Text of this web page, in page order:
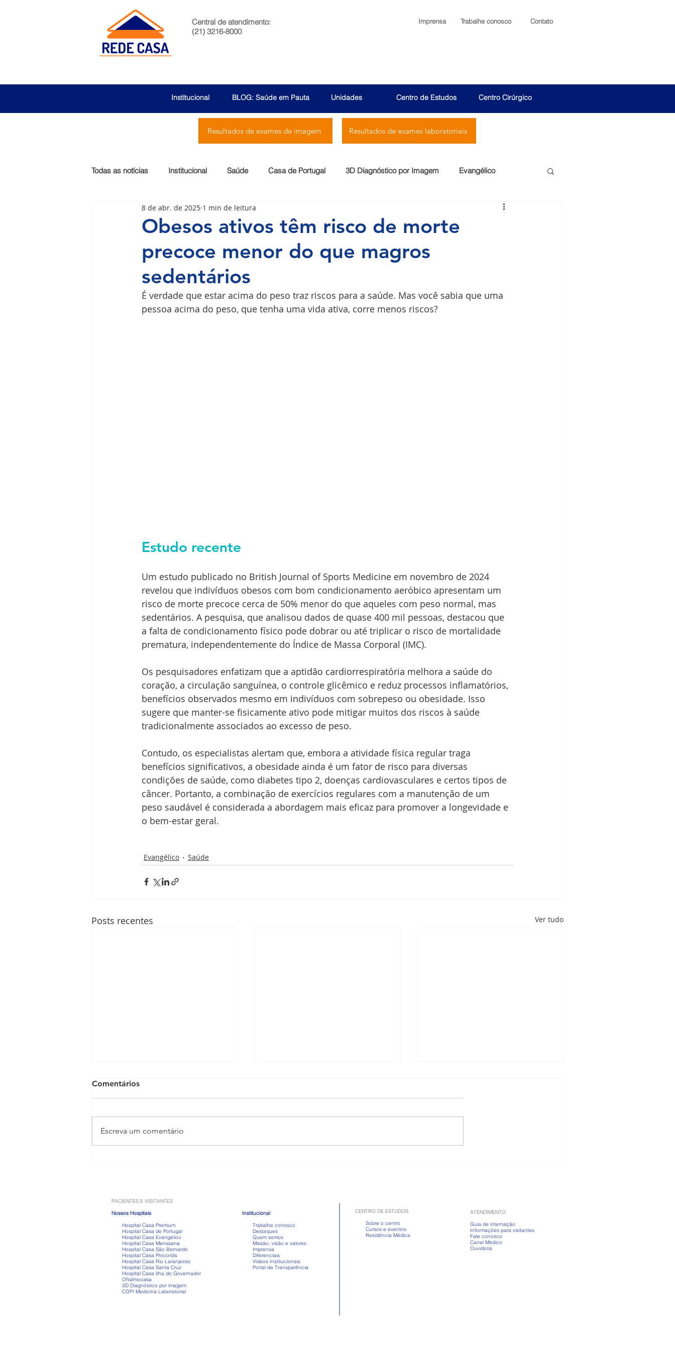
Central de atendimento:
(21) 3216-8000
Imprensa Trabalhe conosco Contato
BLOG: Saúde em Pauta Unidades Centro de Estudos Centro Cirúrgico
Institucional
Resultados de exames de imagem Resultados de exames laboratoriais
Todas as notícias Institucional Saúde Casa de Portugal 3D Diagnóstico por Imagem Evangélico
São Bernardo Egas Moniz Menssana
Ilha do Governador Premium COPI
Obesos ativos têm risco de morte
precoce menor do que magros
sedentários
8 de abr. de 2025 1 min de leitura
É verdade que estar acima do peso traz riscos para a saúde. Mas você sabia que uma
pessoa acima do peso, que tenha uma vida ativa, corre menos riscos?
Estudo recente
Um estudo publicado no British Journal of Sports Medicine em novembro de 2024
revelou que indivíduos obesos com bom condicionamento aeróbico apresentam um
risco de morte precoce cerca de 50% menor do que aqueles com peso normal, mas
sedentários. A pesquisa, que analisou dados de quase 400 mil pessoas, destacou que
a falta de condicionamento físico pode dobrar ou até triplicar o risco de mortalidade
prematura, independentemente do Índice de Massa Corporal (IMC).
Os pesquisadores enfatizam que a aptidão cardiorrespiratória melhora a saúde do
coração, a circulação sanguínea, o controle glicêmico e reduz processos inflamatórios,
benefícios observados mesmo em indivíduos com sobrepeso ou obesidade. Isso
sugere que manter-se fisicamente ativo pode mitigar muitos dos riscos à saúde
tradicionalmente associados ao excesso de peso.
Contudo, os especialistas alertam que, embora a atividade física regular traga
benefícios significativos, a obesidade ainda é um fator de risco para diversas
condições de saúde, como diabetes tipo 2, doenças cardiovasculares e certos tipos de
câncer. Portanto, a combinação de exercícios regulares com a manutenção de um
peso saudável é considerada a abordagem mais eficaz para promover a longevidade e
o bem-estar geral.
Evangélico Saúde
Posts recentes Ver tudo
Comentários
Escreva um comentário
PACIENTES E VISITANTES
Nossos Hospitais
Hospital Casa Premium
Hospital Casa de Portugal
Hospital Casa Evangélico
Hospital Casa Menssana
Hospital Casa São Bernardo
Hospital Casa Procordis
Hospital Casa Rio Laranjeiras
Hospital Casa Santa Cruz
Hospital Casa Ilha do Governador
Oftalmocasa
3D Diagnóstico por imagem
COPI Medicina Laboratorial
Institucional
Trabalhe conosco
Destaques
Quem somos
Missão, visão e valores
Imprensa
Diferenciais
Vídeos Institucionais
Portal de Transparência
CENTRO DE ESTUDOS
Sobre o centro
Cursos e eventos
Residência Médica
ATENDIMENTO
Guia de internação
Informações para visitantes
Fale conosco
Canal Médico
Ouvidoria